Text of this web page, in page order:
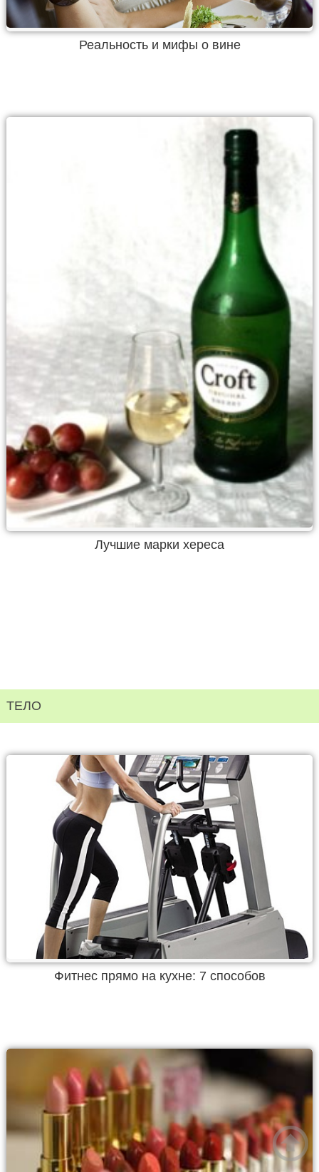
Реальность и мифы о вине
Лучшие марки хереса
ТЕЛО
Фитнес прямо на кухне: 7 способов